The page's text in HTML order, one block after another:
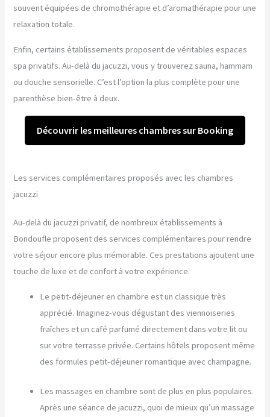
souvent équipées de chromothérapie et d’aromathérapie pour une
relaxation totale.
Enfin, certains établissements proposent de véritables espaces
spa privatifs. Au-delà du jacuzzi, vous y trouverez sauna, hammam
ou douche sensorielle. C’est l’option la plus complète pour une
parenthèse bien-être à deux.
Découvrir les meilleures chambres sur Booking
Les services complémentaires proposés avec les chambres
jacuzzi
Au-delà du jacuzzi privatif, de nombreux établissements à
Bondoufle proposent des services complémentaires pour rendre
votre séjour encore plus mémorable. Ces prestations ajoutent une
touche de luxe et de confort à votre expérience.
Le petit-déjeuner en chambre est un classique très
apprécié. Imaginez-vous dégustant des viennoiseries
fraîches et un café parfumé directement dans votre lit ou
sur votre terrasse privée. Certains hôtels proposent même
des formules petit-déjeuner romantique avec champagne.
Les massages en chambre sont de plus en plus populaires.
Après une séance de jacuzzi, quoi de mieux qu’un massage